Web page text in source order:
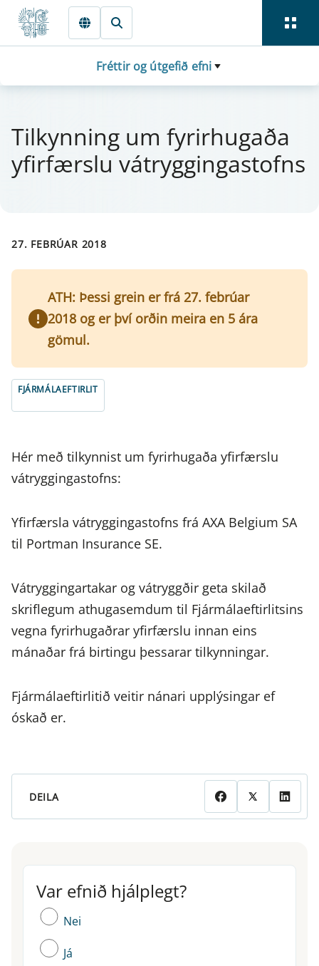
Fara beint í Meginmál
Fréttir og útgefið efni
Til­kynn­ing um fyr­ir­hugaða
yfir­færslu vá­trygg­inga­stofns
27. FEBRÚAR 2018
ATH: Þessi grein er frá 27. febrúar
2018 og er því orðin meira en 5 ára
gömul.
FJÁRMÁLAEFTIRLIT
Hér með tilkynnist um fyrirhugaða yfirfærslu
vátryggingastofns:
Yfirfærsla vátryggingastofns frá AXA Belgium SA
til Portman Insurance SE.
Vátryggingartakar og vátryggðir geta skilað
skriflegum athugasemdum til Fjármálaeftirlitsins
vegna fyrirhugaðrar yfirfærslu innan eins
mánaðar frá birtingu þessarar tilkynningar.
Fjármálaeftirlitið veitir nánari upplýsingar ef
óskað er.
DEILA
Var efnið hjálplegt?
Var efnið hjálplegt?
Nei
Já